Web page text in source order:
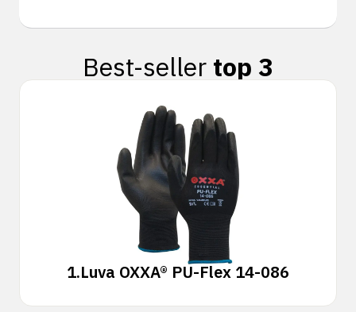
Best-seller top 3
1.Luva OXXA® PU-Flex 14-086